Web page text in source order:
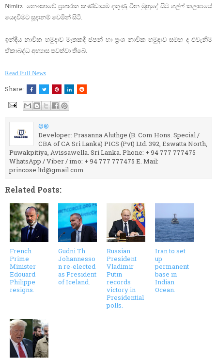
Nimitz නෞකාවේ ප්‍රහාරක කණ්ඩායම දකුණු චීන මුහුදේ සිට ගල්ෆ් කලාපයේ
යෙදවීමට සූදානම් වෙමින් සිටී.
ඉන්දීය නාවික හමුදාව මෑතකදී ජපන් හා ප්‍රංශ නාවික හමුදාව සමඟ ද එවැනිම
ඒකාබද්ධ අභ්‍යාස පවත්වා තිබේ.
Read Full News
Share:
©®
Developer: Prasanna Aluthge (B. Com Hons. Special /
CBA of CA Sri Lanka) PICS (Pvt) Ltd. 392, Eswatta North,
Puwakpitiya, Avissawella. Sri Lanka. Phone: + 94 777 777475
WhatsApp / Viber / imo: + 94 777 777475 E. Mail:
princose.ltd@gmail.com
Related Posts:
French
Prime
Minister
Edouard
Philippe
resigns.
Gudni Th.
Johannesso
n re-elected
as President
of Iceland.
Russian
President
Vladimir
Putin
records
victory in
Presidential
polls.
Iran to set
up
permanent
base in
Indian
Ocean.